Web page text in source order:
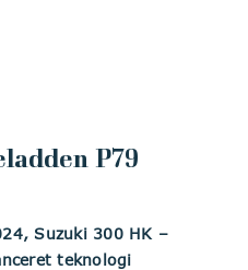
P79
Suzuki 300 HK –
teknologi